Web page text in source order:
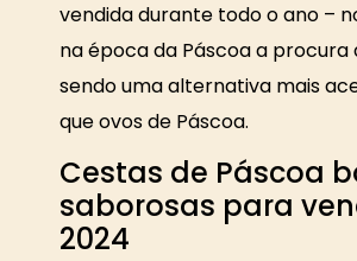
vendida durante todo o ano –
na época da Páscoa a procura
sendo uma alternativa mais
que ovos de Páscoa.
Cestas de Páscoa
saborosas para
2024